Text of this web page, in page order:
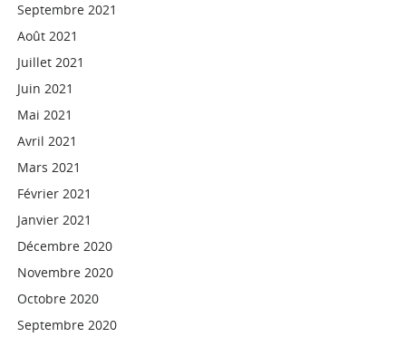
Septembre 2021
Août 2021
Juillet 2021
Juin 2021
Mai 2021
Avril 2021
Mars 2021
Février 2021
Janvier 2021
Décembre 2020
Novembre 2020
Octobre 2020
Septembre 2020